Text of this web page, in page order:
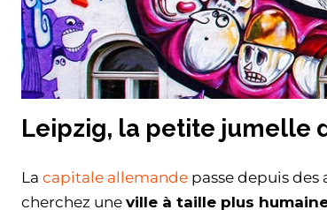
Leipzig, la petite jumelle
La capitale allemande passe depuis des
cherchez une ville à taille plus